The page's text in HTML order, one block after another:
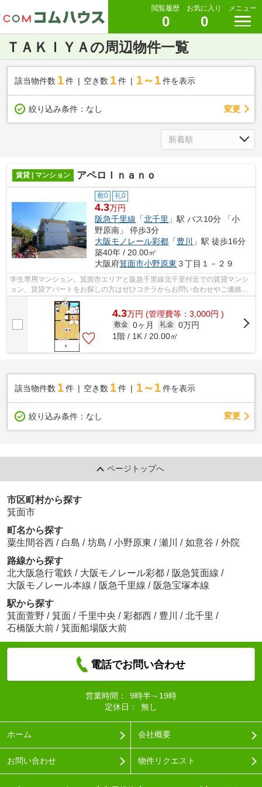
閲覧履歴
0
お気に入り
0
メニュー
ＴＡＫＩＹＡの周辺物件一覧
該当物件数 1件 空き数 1 件 1～1 件を表示
絞り込み条件： なし 変更
賃貸 | マンション アペロＩｎａｎｏ
敷0 礼0
4.3万円
阪急千里線 「北千里 」駅 バス10分 「小
野原南」 停歩3分
大阪モノレール彩都 「豊川
」駅 徒歩16分
築40年 / 20.00㎡
大阪府箕面市小野原東 ３丁目１－２９
学生専用マンション。箕面市エリアと阪急千里線北千里付近での賃貸マンシ
ョン、賃貸アパートをお探しの方はぜひコチラからお問い合わせやご連絡を
4.3万円 (管理費等：3,000円 )
敷金 0ヶ月 礼金 0万円
1階 / 1K / 20.00㎡
該当物件数 1件 空き数 1 件 1～1 件を表示
絞り込み条件： なし 変更
ページトップへ
市区町村から探す
箕面市
町名から探す
粟生間谷西 / 白島 / 坊島 / 小野原東 / 瀬川 / 如意谷 / 外院
路線から探す
北大阪急行電鉄 / 大阪モノレール彩都 / 阪急箕面線 /
大阪モノレール本線 / 阪急千里線 / 阪急宝塚本線
駅から探す
箕面萱野 / 箕面 / 千里中央 / 彩都西 / 豊川 / 北千里 /
石橋阪大前 / 箕面船場阪大前
電話でお問い合わせ
営業時間：
9時半～19時
定休日：
無し
ホーム 会社概要
お問い合わせ 物件リクエスト